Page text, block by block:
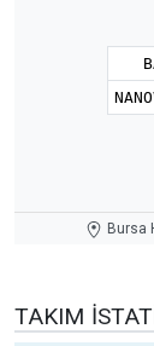
Bursa
TAKIM